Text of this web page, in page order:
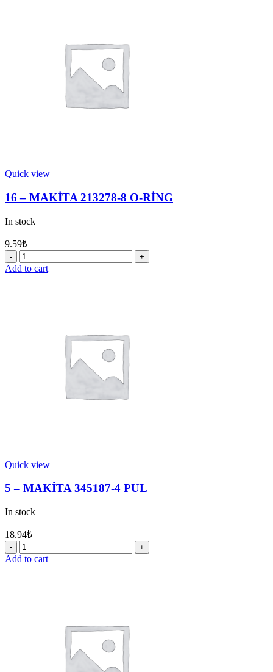
Quick view
16 – MAKİTA 213278-8 O-RİNG
In stock
9.59₺
16
-
Add to cart
Quick view
5 – MAKİTA 345187-4 PUL
In stock
18.94₺
5
-
Add to cart